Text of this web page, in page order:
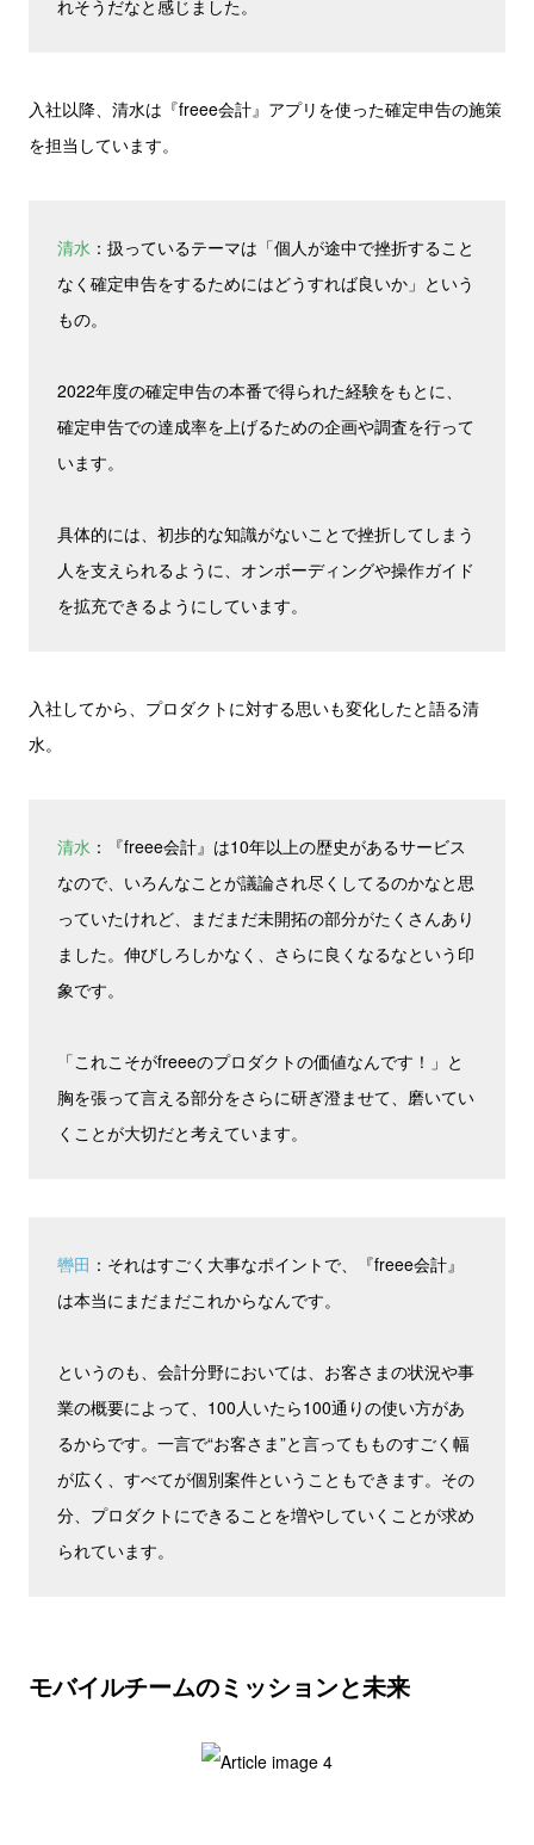
れそうだなと感じました。
入社以降、清水は『freee会計』アプリを使った確定申告の施策
を担当しています。
清水 ：扱っているテーマは「個人が途中で挫折すること
なく確定申告をするためにはどうすれば良いか」という
もの。
2022年度の確定申告の本番で得られた経験をもとに、
確定申告での達成率を上げるための企画や調査を行って
います。
具体的には、初歩的な知識がないことで挫折してしまう
人を支えられるように、オンボーディングや操作ガイド
を拡充できるようにしています。
入社してから、プロダクトに対する思いも変化したと語る清
水。
清水 ：『freee会計』は10年以上の歴史があるサービス
なので、いろんなことが議論され尽くしてるのかなと思
っていたけれど、まだまだ未開拓の部分がたくさんあり
ました。伸びしろしかなく、さらに良くなるなという印
象です。
「これこそがfreeeのプロダクトの価値なんです！」と
胸を張って言える部分をさらに研ぎ澄ませて、磨いてい
くことが大切だと考えています。
轡田 ：それはすごく大事なポイントで、『freee会計』
は本当にまだまだこれからなんです。
というのも、会計分野においては、お客さまの状況や事
業の概要によって、100人いたら100通りの使い方があ
るからです。一言で“お客さま”と言ってもものすごく幅
が広く、すべてが個別案件ということもできます。その
分、プロダクトにできることを増やしていくことが求め
られています。
モバイルチームのミッションと未来